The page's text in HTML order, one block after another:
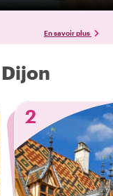
En savoir plus
2